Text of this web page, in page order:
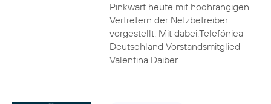
Pinkwart heute mit hochrangigen
Vertretern der Netzbetreiber
vorgestellt. Mit dabei:Telefónica
Deutschland Vorstandsmitglied
Valentina Daiber.